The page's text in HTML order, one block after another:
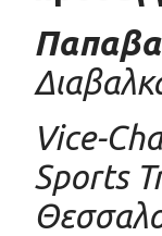
Vice-
Sports